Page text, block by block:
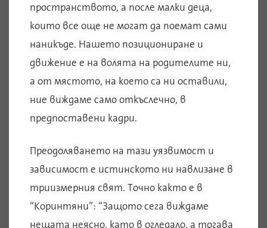
пространството, а после малки деца,
които все още не могат да поемат сами
наникъде. Нашето позициониране и
движение е на волята на родителите ни,
а от мястото, на което са ни оставили,
ние виждаме само откъслечно, в
предпоставени кадри.
Преодоляването на тази уязвимост и
зависимост е истинското ни навлизане в
триизмерния свят. Точно както е в
“Коринтяни”: “Защото сега виждаме
нещата неясно, като в огледало, а тогава